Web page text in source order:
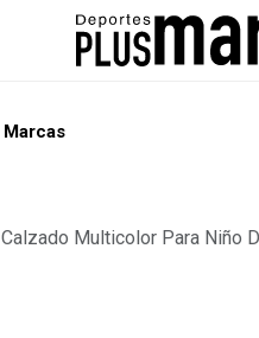
Marcas
Calzado Multicolor Para Niño